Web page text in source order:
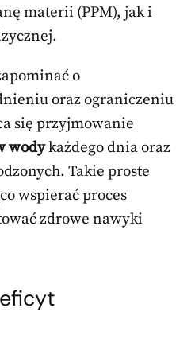
materii (PPM), jak i
o
oraz ograniczeniu
się przyjmowanie
wodykażdego dnia oraz
Takie proste
wspierać proces
zdrowe nawyki